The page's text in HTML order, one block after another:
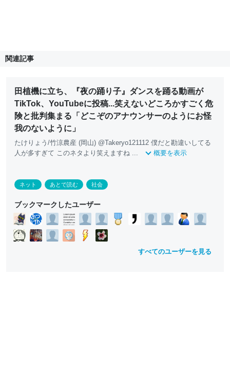
関連記事
田植機に立ち、『夜の踊り子』ダンスを踊る動画が
TikTok、YouTubeに投稿...笑えないどころかすごく危
険と批判集まる「どこぞのアナウンサーのようにお怪
我のないように」
たけりょう/竹涼農産 (岡山) @Takeryo121112 僕だと勘違いしてる
人が多すぎて このネタより笑えますね ...
概要を表示
ネット あとで読む 社会
ブックマークしたユーザー
すべてのユーザーを見る